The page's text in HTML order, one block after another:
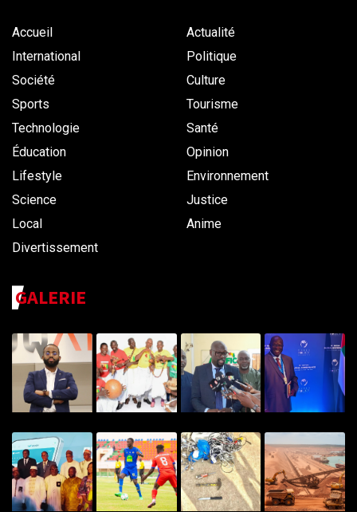
Accueil
Actualité
International
Politique
Société
Culture
Sports
Tourisme
Technologie
Santé
Éducation
Opinion
Lifestyle
Environnement
Science
Justice
Local
Anime
Divertissement
GALERIE